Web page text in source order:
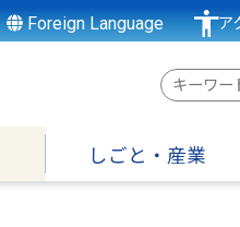
Foreign Language ア
検
ー
ワ
しごと・産業